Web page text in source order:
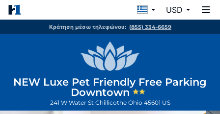
USD
Κράτηση μέσω τηλεφώνου: (855) 334-6659
NEW Luxe Pet Friendly Free Parking
Downtown
241 W Water St Chillicothe Ohio 45601 US